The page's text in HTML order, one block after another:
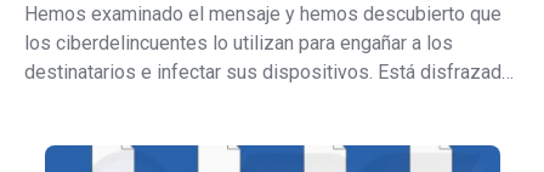
Hemos examinado el mensaje y hemos descubierto que
los ciberdelincuentes lo utilizan para engañar a los
destinatarios e infectar sus dispositivos. Está disfrazado
fraudulento debe ignorarse pa